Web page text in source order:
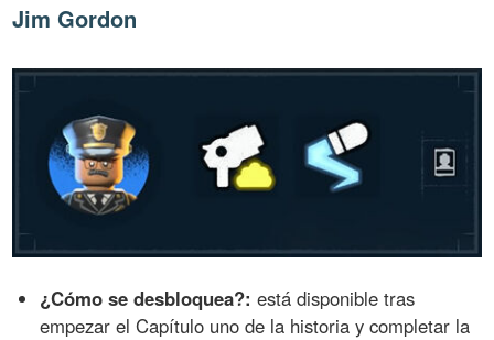
Jim Gordon
¿Cómo se desbloquea?: está disponible tras
empezar el Capítulo uno de la historia y completar la